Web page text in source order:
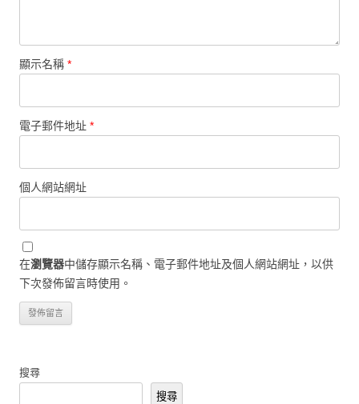
顯示名稱 *
電子郵件地址 *
個人網站網址
在瀏覽器中儲存顯示名稱、電子郵件地址及個人網站網址，以供
下次發佈留言時使用。
搜尋
搜尋